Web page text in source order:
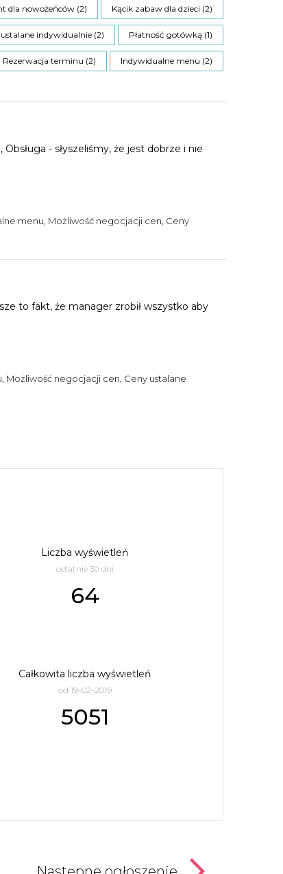
dla nowożeńców (2) Kącik zabaw dla dzieci (2)
indywidualnie (2) Płatność gotówką (1)
Rezerwacja terminu (2) Indywidualne menu (2)
- słyszeliśmy, że jest dobrze i nie
menu, Możliwość negocjacji cen, Ceny
to fakt, że manager zrobił wszystko aby
negocjacji cen, Ceny ustalane
Liczba wyświetleń
ostatnie 30 dni
64
Całkowita liczba wyświetleń
od 19-02-2019
5051